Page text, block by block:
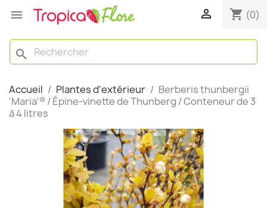
  shopping_cart (0)
search
Accueil Plantes d'extérieur
Berberis thunbergii
'Maria'® / Épine-vinette de Thunberg / Conteneur de 3
à 4 litres